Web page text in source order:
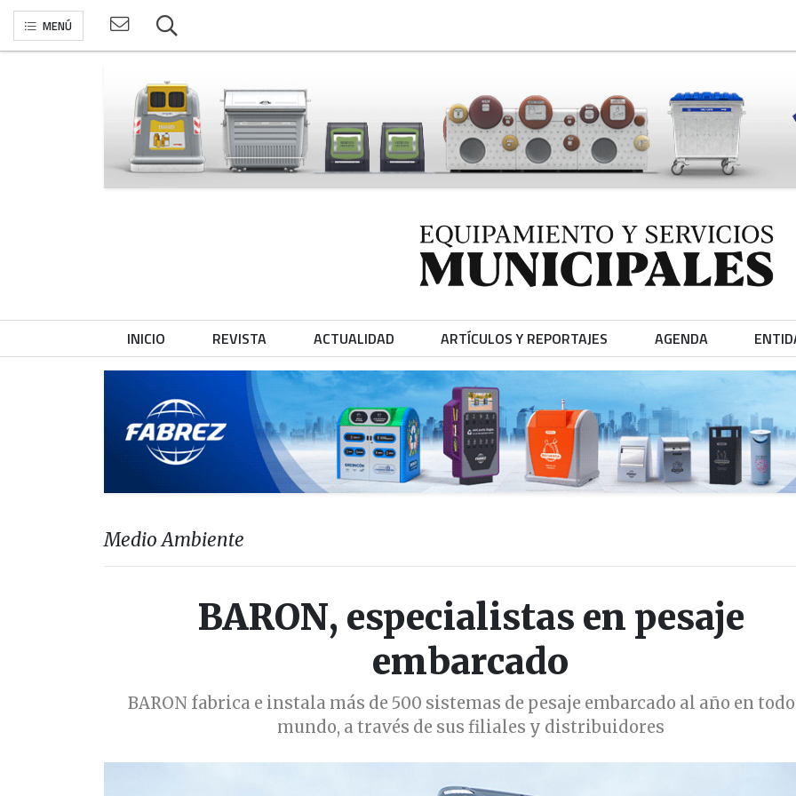
MENÚ
INICIO REVISTA ACTUALIDAD ARTÍCULOS Y REPORTAJES AGENDA
Medio Ambiente
BARON, especialistas en pesaje
embarcado
BARON fabrica e instala más de 500 sistemas de pesaje embarcado al año en
mundo, a través de sus filiales y distribuidores